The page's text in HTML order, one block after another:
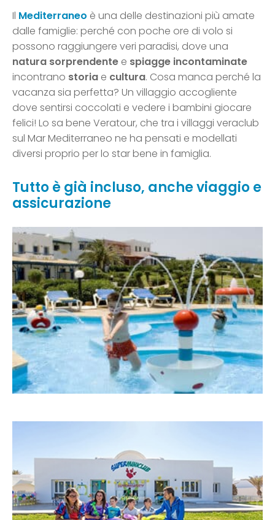
Il Mediterraneo è una delle destinazioni più amate
dalle famiglie: perché con poche ore di volo si
possono raggiungere veri paradisi, dove una
natura sorprendente e spiagge incontaminate
incontrano storia e cultura. Cosa manca perché la
vacanza sia perfetta? Un villaggio accogliente
dove sentirsi coccolati e vedere i bambini giocare
felici! Lo sa bene Veratour, che tra i villaggi veraclub
sul Mar Mediterraneo ne ha pensati e modellati
diversi proprio per lo star bene in famiglia.
Tutto è già incluso, anche viaggio e
assicurazione